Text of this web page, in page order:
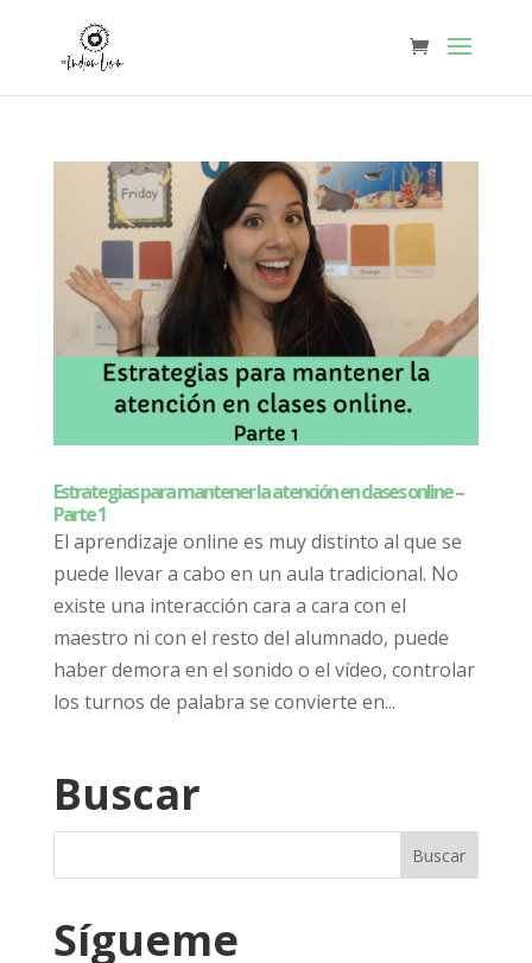
Estrategias para mantener la atención en clases online –
Parte 1
El aprendizaje online es muy distinto al que se
puede llevar a cabo en un aula tradicional. No
existe una interacción cara a cara con el
maestro ni con el resto del alumnado, puede
haber demora en el sonido o el vídeo, controlar
los turnos de palabra se convierte en...
Buscar
Sígueme